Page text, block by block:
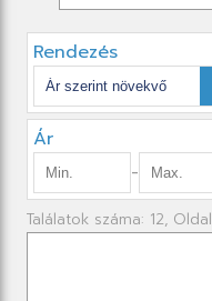
Rendezés
Ár
-
Találatok száma: 12,